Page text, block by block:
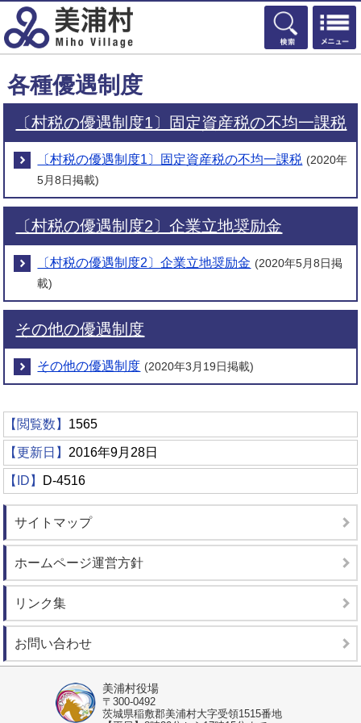
検索
各種優遇制度
〔村税の優遇制度1〕固定資産税の不均一課税
〔村税の優遇制度1〕固定資産税の不均一課税 (2020年
5月8日掲載)
〔村税の優遇制度2〕企業立地奨励金
〔村税の優遇制度2〕企業立地奨励金 (2020年5月8日掲
載)
その他の優遇制度
その他の優遇制度 (2020年3月19日掲載)
【閲覧数】 1565
【更新日】 2016年9月28日
【ID】 D-4516
サイトマップ
ホームページ運営方針
リンク集
お問い合わせ
美浦村役場
〒300-0492
茨城県稲敷郡美浦村大字受領1515番地